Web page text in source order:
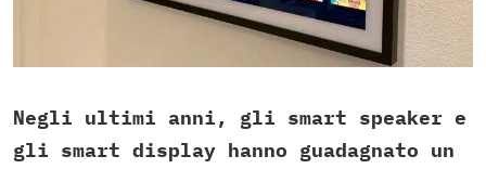
Negli ultimi anni, gli smart speaker e
gli smart display hanno guadagnato un